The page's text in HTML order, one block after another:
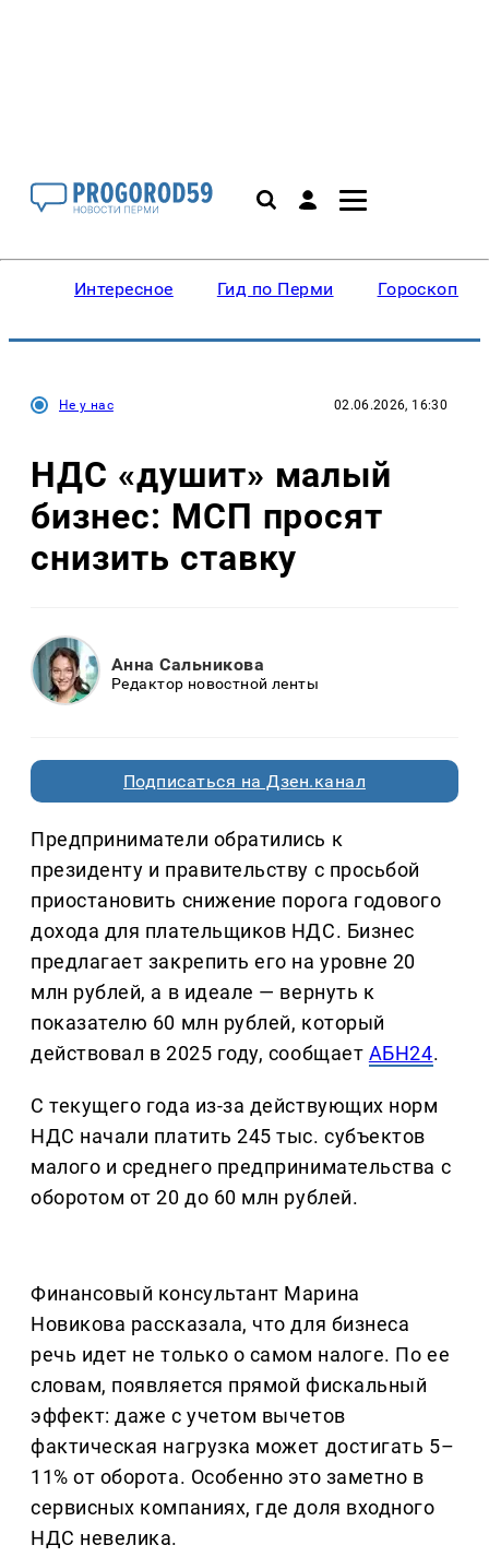
Интересное Гид по Перми Гороскопы
Не у нас 02.06.2026, 16:30
НДС «душит» малый
бизнес: МСП просят
снизить ставку
Анна Сальникова
Редактор новостной ленты
Подписаться на Дзен.канал
Предприниматели обратились к
президенту и правительству с просьбой
приостановить снижение порога годового
дохода для плательщиков НДС. Бизнес
предлагает закрепить его на уровне 20
млн рублей, а в идеале — вернуть к
показателю 60 млн рублей, который
действовал в 2025 году, сообщает АБН24.
С текущего года из-за действующих норм
НДС начали платить 245 тыс. субъектов
малого и среднего предпринимательства с
оборотом от 20 до 60 млн рублей.
Финансовый консультант Марина
Новикова рассказала, что для бизнеса
речь идет не только о самом налоге. По ее
словам, появляется прямой фискальный
эффект: даже с учетом вычетов
фактическая нагрузка может достигать 5–
11% от оборота. Особенно это заметно в
сервисных компаниях, где доля входного
НДС невелика.